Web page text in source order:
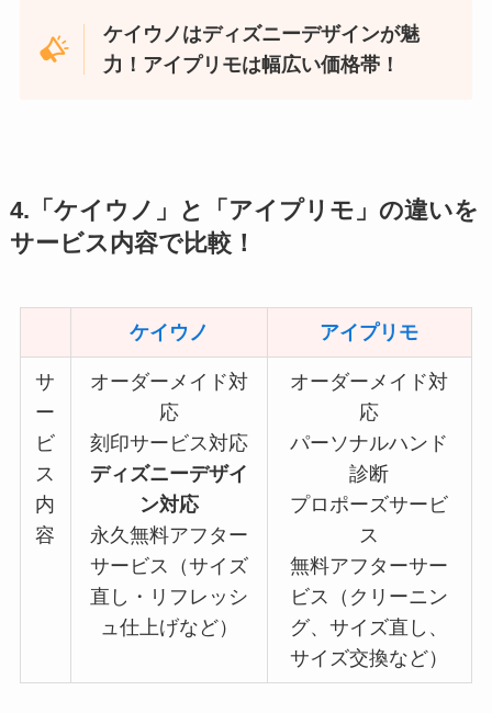
ケイウノはディズニーデザインが魅
力！アイプリモは幅広い価格帯！
4.「ケイウノ」と「アイプリモ」の違いを
サービス内容で比較！
ケイウノ アイプリモ
サ
ー
ビ
ス
内
容
オーダーメイド対
応
刻印サービス対応
ディズニーデザイ
ン対応
永久無料アフター
サービス（サイズ
直し・リフレッシ
ュ仕上げなど）
オーダーメイド対
応
パーソナルハンド
診断
プロポーズサービ
ス
無料アフターサー
ビス（クリーニン
グ、サイズ直し、
サイズ交換など）